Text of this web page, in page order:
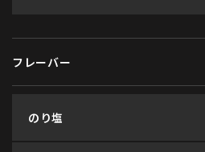
フレーバー
のり塩